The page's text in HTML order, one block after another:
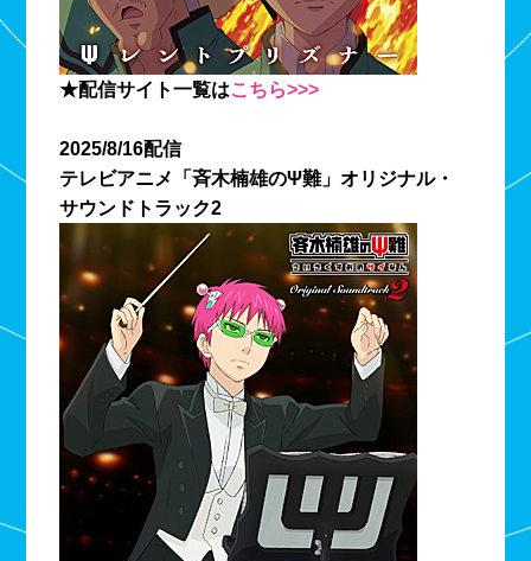
★配信サイト一覧はこちら>>>
2025/8/16配信
テレビアニメ「斉木楠雄のΨ難」オリジナル・
サウンドトラック2